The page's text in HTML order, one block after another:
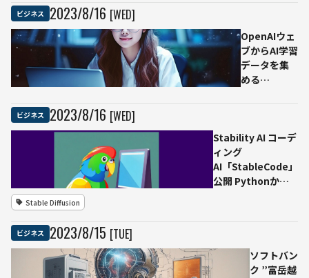
AI
を
ド
調
イバー
セキュ
リティ
ガート
2023
年版ハ
ビジネス 2023/8/16 [WED]
OpenAIウェ
ブからAI学習
データを集
める
ビジネス 2023/8/16 [WED]
Stability AI コーデ
ィング
AI「StableCode」
公開 Pythonから
Stable Diffusion
ビジネス 2023/8/15 [TUE]
ソフトバン
ク ”富岳越